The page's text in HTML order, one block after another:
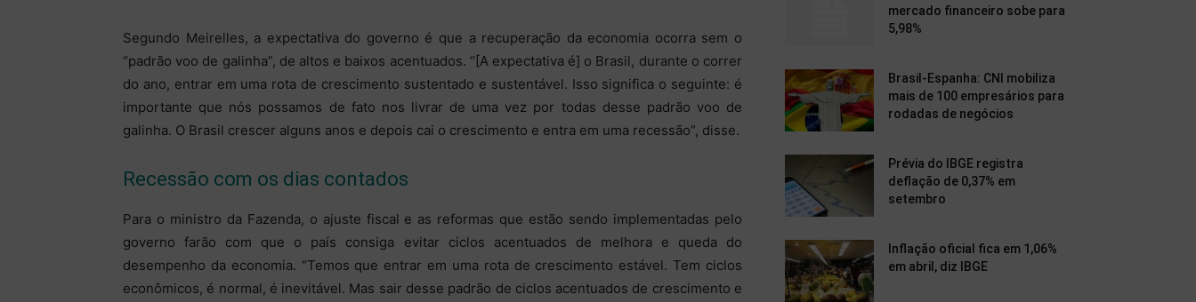
Segundo Meirelles, a expectativa do governo é que a recuperação da economia ocorra sem o
“padrão voo de galinha”, de altos e baixos acentuados. “[A expectativa é] o Brasil, durante o correr
do ano, entrar em uma rota de crescimento sustentado e sustentável. Isso significa o seguinte: é
importante que nós possamos de fato nos livrar de uma vez por todas desse padrão voo de
galinha. O Brasil crescer alguns anos e depois cai o crescimento e entra em uma recessão”, disse.
Recessão com os dias contados
Para o ministro da Fazenda, o ajuste fiscal e as reformas que estão sendo implementadas pelo
governo farão com que o país consiga evitar ciclos acentuados de melhora e queda do
desempenho da economia. “Temos que entrar em uma rota de crescimento estável. Tem ciclos
econômicos, é normal, é inevitável. Mas sair desse padrão de ciclos acentuados de crescimento e
mercado financeiro sobe para
5,98%
Brasil-Espanha: CNI mobiliza
mais de 100 empresários para
rodadas de negócios
Prévia do IBGE registra
deflação de 0,37% em
setembro
Inflação oficial fica em 1,06%
em abril, diz IBGE